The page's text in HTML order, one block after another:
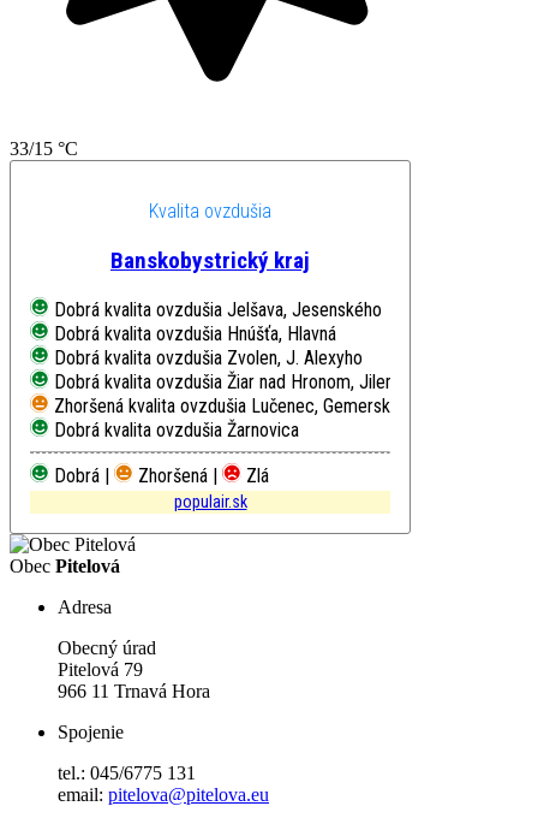
33/15 °C
Kvalita ovzdušia
Banskobystrický kraj
Dobrá kvalita ovzdušia Jelšava, Jesenského
Dobrá kvalita ovzdušia Hnúšťa, Hlavná
Dobrá kvalita ovzdušia Zvolen, J. Alexyho
Dobrá kvalita ovzdušia Žiar nad Hronom, Jilemnického
Zhoršená kvalita ovzdušia Lučenec, Gemerská cesta
Dobrá kvalita ovzdušia Žarnovica
Dobrá |
Zhoršená | Zlá
populair.sk
Obec Pitelová
Adresa
Obecný úrad
Pitelová 79
966 11 Trnavá Hora
Spojenie
tel.: 045/6775 131
email: pitelova@pitelova.eu